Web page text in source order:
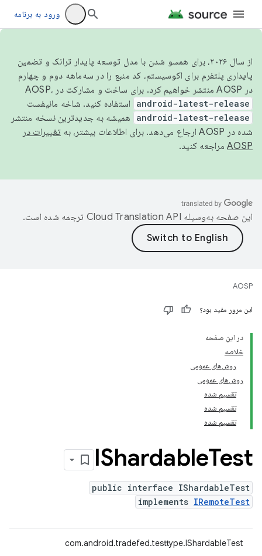
ورود به برنامه
از سال ۲۰۲۶، برای همسو شدن با مدل توسعه پایدار ترانک و تضمین
پایداری پلتفرم برای اکوسیستم، کد منبع را در سه‌ماهه دوم و چهارم
در AOSP منتشر خواهیم کرد. برای ساخت و مشارکت در AOSP،
android-latest-release استفاده کنید. شاخه مانیفست
android-latest-release
همیشه به جدیدترین نسخه منتشر
شده در AOSP ارجاع می‌دهد. برای اطلاعات بیشتر، به
تغییرات در
AOSP مراجعه کنید.
این صفحه به‌وسیله ترجمه شده است.
AOSP
این مرور مفید بود؟
در این صفحه
خلاصه
روش‌های عمومی
روش‌های عمومی
تقسیم شده
تقسیم شده
تقسیم شده
IShardableTest
public interface IShardableTest
implements IRemoteTest
com.android.tradefed.testtype.IShardableTest